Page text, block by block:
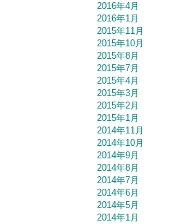
2016年4月
2016年1月
2015年11月
2015年10月
2015年8月
2015年7月
2015年4月
2015年3月
2015年2月
2015年1月
2014年11月
2014年10月
2014年9月
2014年8月
2014年7月
2014年6月
2014年5月
2014年1月